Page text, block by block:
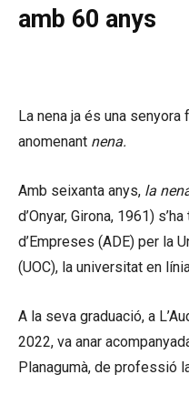
amb 60 anys
La nena ja és una
anomenant nena.
Amb seixanta anys, la
d’Onyar, Girona, 1961)
d’Empreses (ADE) per la
(UOC), la universitat en
A la seva graduació, a
2022, va anar
Planagumà, de professió